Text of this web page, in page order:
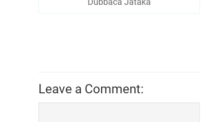
Leave a Comment: